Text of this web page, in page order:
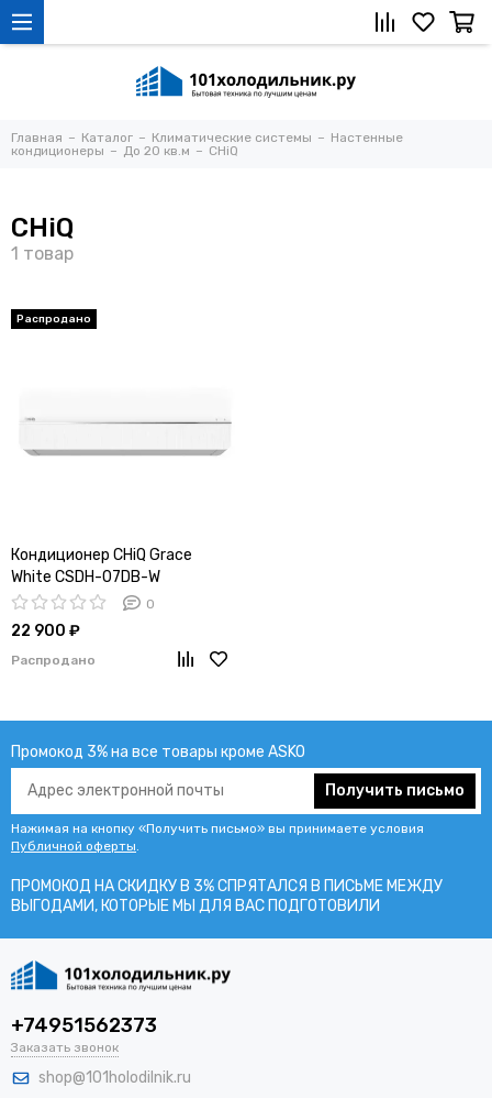
Главная Каталог Климатические системы
Настенные
кондиционеры
До 20 кв.м CHiQ
CHiQ
Кондиционер CHiQ Grace
White CSDH-07DB-W
0
22 900 ₽
Распродано
Промокод 3% на все товары кроме ASKO
Получить письмо
Нажимая на кнопку «Получить письмо» вы принимаете условия
Публичной оферты
ПРОМОКОД НА СКИДКУ В 3% СПРЯТАЛСЯ В ПИCЬМЕ МЕЖДУ
ВЫГОДАМИ, КОТОРЫЕ МЫ ДЛЯ ВАС ПОДГОТОВИЛИ
+74951562373
Заказать звонок
shop@101holodilnik.ru